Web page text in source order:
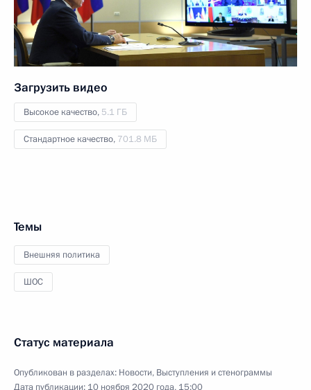
Загрузить видео
Высокое качество, 5.1 ГБ
Стандартное качество, 701.8 МБ
Темы
Внешняя политика
ШОС
Статус материала
Опубликован в разделах: Новости, Выступления и стенограммы
Дата публикации: 10 ноября 2020 года, 15:00